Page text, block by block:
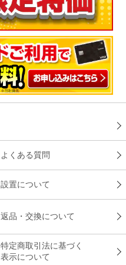
よくある質問
設置について
返品・交換について
特定商取引法に基づく
表示について